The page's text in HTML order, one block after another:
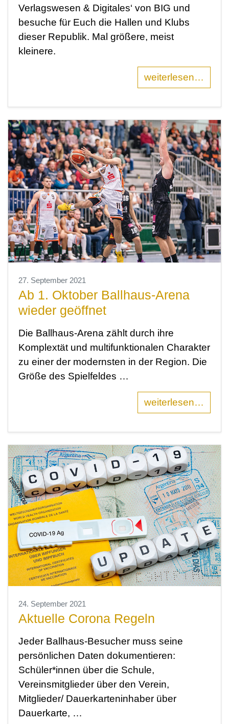
Verlagswesen & Digitales‘ von BIG und
besuche für Euch die Hallen und Klubs
dieser Republik. Mal größere, meist
kleinere.
weiterlesen…
27. September 2021
Ab 1. Oktober Ballhaus-Arena
wieder geöffnet
Die Ballhaus-Arena zählt durch ihre
Komplextät und multifunktionalen Charakter
zu einer der modernsten in der Region. Die
Größe des Spielfeldes …
weiterlesen…
24. September 2021
Aktuelle Corona Regeln
Jeder Ballhaus-Besucher muss seine
persönlichen Daten dokumentieren:
Schüler*innen über die Schule,
Vereinsmitglieder über den Verein,
Mitglieder/ Dauerkarteninhaber über
Dauerkarte, …